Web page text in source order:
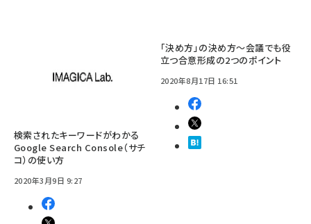
検索されたキーワードがわかる
Google Search Console（サチ
コ）の使い方
2020年3月9日 9:27
「決め方」の決め方〜会議でも役
立つ合意形成の2つのポイント
2020年8月17日 16:51